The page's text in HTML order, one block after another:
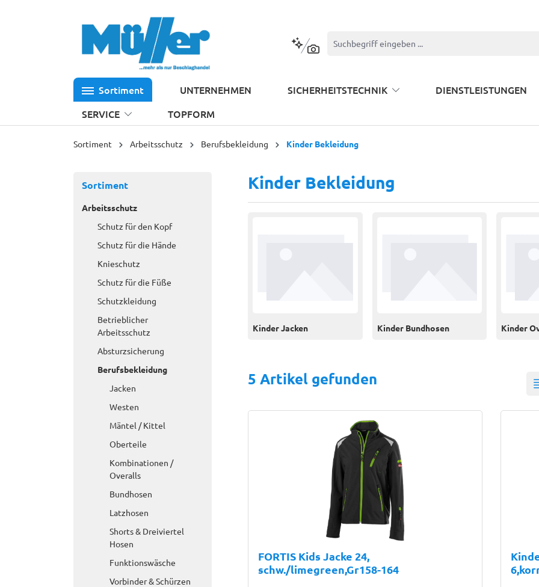
Kontextbasierte Suche
Sortiment UNTERNEHMEN SICHERHEITSTECHNIK DIENSTLEISTUNGEN
SERVICE
TOPFORM
Sortiment Arbeitsschutz Berufsbekleidung Kinder Bekleidung
Sortiment
Arbeitsschutz
Schutz für den Kopf
Schutz für die Hände
Knieschutz
Schutz für die Füße
Schutzkleidung
Betrieblicher
Arbeitsschutz
Absturzsicherung
Berufsbekleidung
Jacken
Westen
Mäntel / Kittel
Oberteile
Kombinationen /
Overalls
Bundhosen
Latzhosen
Shorts & Dreiviertel
Hosen
Funktionswäsche
Vorbinder & Schürzen
Kinder Bekleidung
Kinder Jacken Kinder Bundhosen Kinder
5 Artikel gefunden
FORTIS Kids Jacke 24,
schw./limegreen,Gr158-164